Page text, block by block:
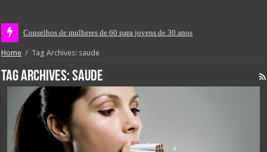
Conselhos de mulheres de 60 para jovens de 30 anos
Home / Tag Archives: saude
Tag Archives:saude